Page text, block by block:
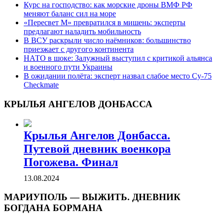
Курс на господство: как морские дроны ВМФ РФ
меняют баланс сил на море
«Пересвет М» превратился в мишень: эксперты
предлагают наладить мобильность
В ВСУ раскрыли число наёмников: большинство
приезжает с другого континента
НАТО в шоке: Залужный выступил с критикой альянса
и военного пути Украины
В ожидании полёта: эксперт назвал слабое место Су-75
Checkmate
КРЫЛЬЯ АНГЕЛОВ ДОНБАССА
Крылья Ангелов Донбасса.
Путевой дневник военкора
Погожева. Финал
13.08.2024
МАРИУПОЛЬ — ВЫЖИТЬ. ДНЕВНИК
БОГДАНА БОРМАНА